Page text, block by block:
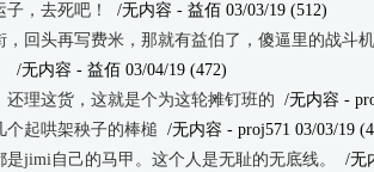
，去死吧！
/无内容 - 益佰 03/03/19 (512)
，回头再写费米，那就有益伯了，傻逼里的战斗机
/无内容 - 益佰 03/04/19 (472)
还理这货，这就是个为这轮摊钉班的 /无内容 -
个起哄架秧子的棒槌 /无内容 - proj571 03/03/19
是jimi自己的马甲。这个人是无耻的无底线。
/无